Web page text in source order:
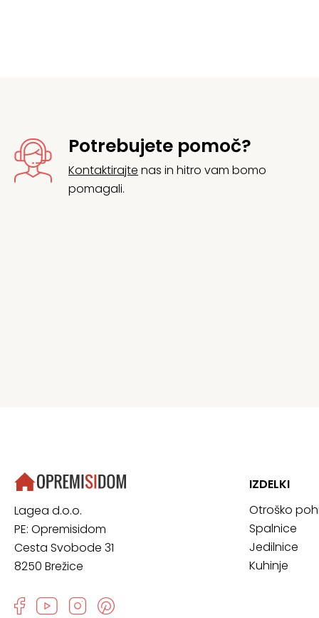
Potrebujete pomoč?
Kontaktirajte nas in hitro vam bomo
pomagali.
Lagea d.o.o.
PE: Opremisidom
Cesta Svobode 31
8250 Brežice
IZDELKI
Otroško
Spalnice
Jedilnice
Kuhinje